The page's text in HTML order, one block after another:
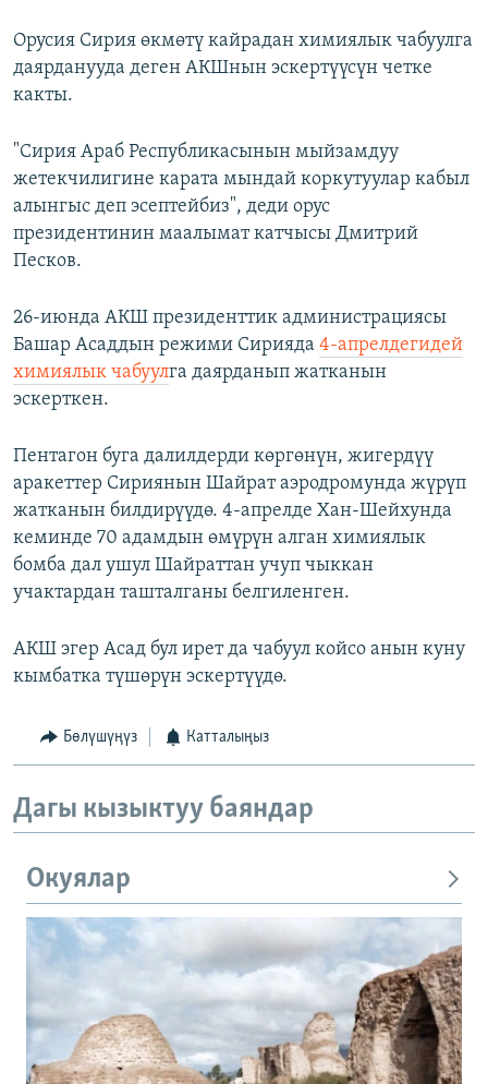
Орусия Сирия өкмөтү кайрадан химиялык чабуулга
даярданууда деген АКШнын эскертүүсүн четке
какты.
"Сирия Араб Республикасынын мыйзамдуу
жетекчилигине карата мындай коркутуулар кабыл
алынгыс деп эсептейбиз", деди орус
президентинин маалымат катчысы Дмитрий
Песков.
26-июнда АКШ президенттик администрациясы
Башар Асаддын режими Сирияда 4-апрелдегидей
химиялык чабуулга даярданып жатканын
эскерткен.
Пентагон буга далилдерди көргөнүн, жигердүү
аракеттер Сириянын Шайрат аэродромунда жүрүп
жатканын билдирүүдө. 4-апрелде Хан-Шейхунда
кеминде 70 адамдын өмүрүн алган химиялык
бомба дал ушул Шайраттан учуп чыккан
учактардан ташталганы белгиленген.
АКШ эгер Асад бул ирет да чабуул койсо анын куну
кымбатка түшөрүн эскертүүдө.
Бөлүшүңүз Катталыңыз
Дагы кызыктуу баяндар
Окуялар